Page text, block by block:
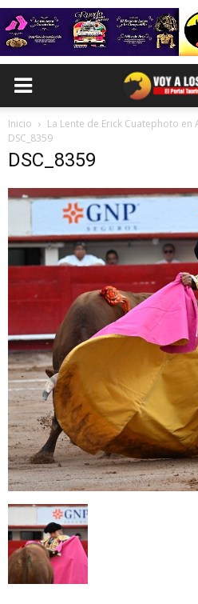
Inicio
La Lente de Erick Cuatephoto en
DSC_8359
DSC_8359